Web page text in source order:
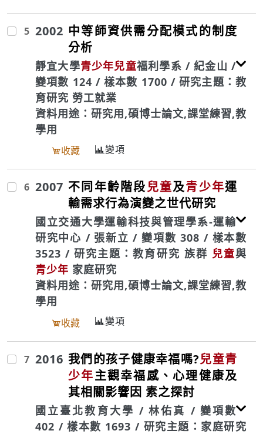
5 2002 中等師資供需分配模式的制度
分析
靜宜大學青少年兒童福利學系 / 紀金山 /
變項數 124 / 樣本數 1700 / 研究主題：教
育研究 勞工就業
資料用途：研究用,碩博士論文,課堂練習,教
學用
收藏 變項
6 2007 不同年齡階段兒童及青少年運
輸需求行為演變之世代研究
國立交通大學運輸科技與管理學系-運輸
研究中心 / 張新立 / 變項數 308 / 樣本數
3523 / 研究主題：教育研究 族群 兒童與
青少年 家庭研究
資料用途：研究用,碩博士論文,課堂練習,教
學用
收藏 變項
7 2016 我們的孩子健康幸福嗎?兒童青
少年主觀幸福感、心理健康及
其相關影響因 素之探討
國立臺北教育大學 / 林佑真 / 變項數
402 / 樣本數 1693 / 研究主題：家庭研究